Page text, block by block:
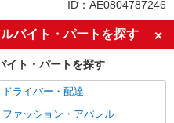
交通費支給
産休・育休取得実績あり
ID：AE0804787246
バイト・パートを探す
イト・パートを探す
ドライバー・配達
ファッション・アパレル